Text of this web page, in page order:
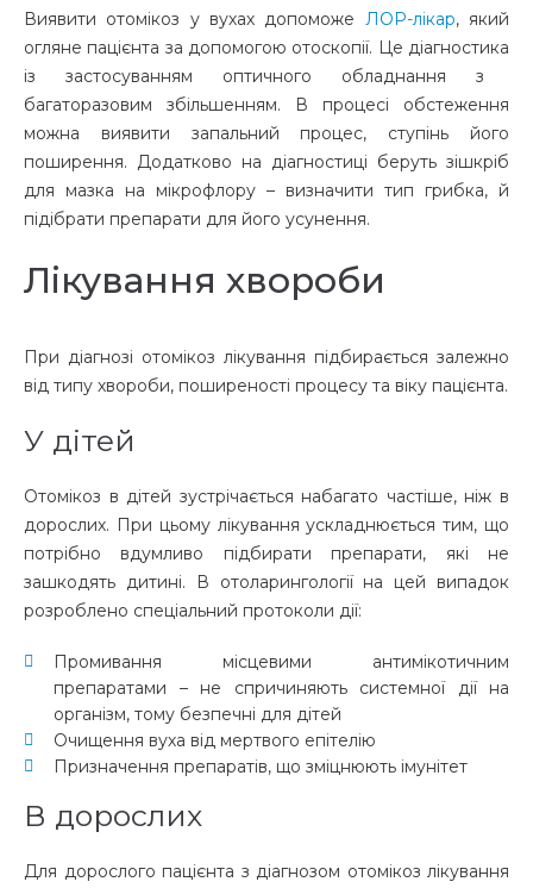
Виявити отомікоз у вухах допоможе ЛОР-лікар, який
огляне пацієнта за допомогою отоскопії. Це діагностика
із застосуванням оптичного обладнання з
багаторазовим збільшенням. В процесі обстеження
можна виявити запальний процес, ступінь його
поширення. Додатково на діагностиці беруть зішкріб
для мазка на мікрофлору – визначити тип грибка, й
підібрати препарати для його усунення.
Лікування хвороби
При діагнозі отомікоз лікування підбирається залежно
від типу хвороби, поширеності процесу та віку пацієнта.
У дітей
Отомікоз в дітей зустрічається набагато частіше, ніж в
дорослих. При цьому лікування ускладнюється тим, що
потрібно вдумливо підбирати препарати, які не
зашкодять дитині. В отоларингологіїна цей випадок
розроблено спеціальний протоколи дії:
Промивання місцевими антимікотичним
препаратами – не спричиняють системної дії на
організм, тому безпечні для дітей
Очищення вуха від мертвого епітелію
Призначення препаратів, що зміцнюють імунітет
В дорослих
Для дорослого пацієнта з діагнозом отомікоз лікування